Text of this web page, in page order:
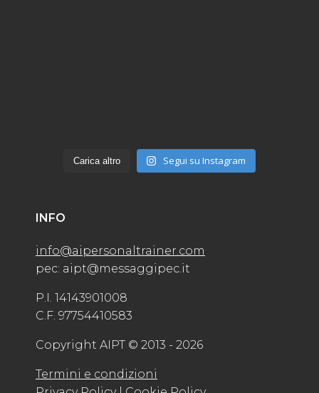
Carica altro Segui su Instagram
INFO
info@aipersonaltrainer.com
pec: aipt@messaggipec.it
P.I. 14143901008
C.F. 97754410583
Copyright AIPT © 2013 - 2026
Termini e condizioni